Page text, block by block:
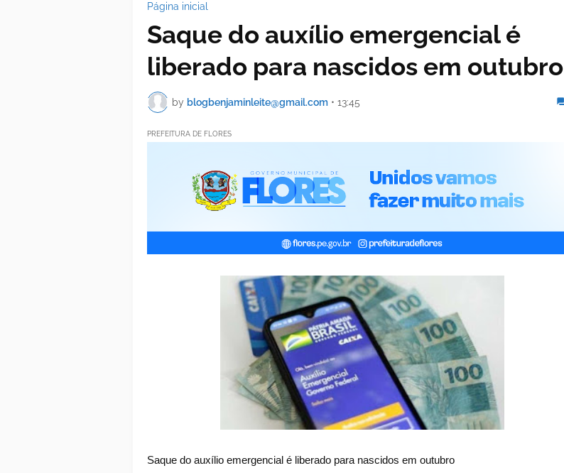
Página inicial
Saque do auxílio emergencial é
liberado para nascidos em outubro
by blogbenjaminleite@gmail.com • 13:45
PREFEITURA DE FLORES
Saque do auxílio emergencial é liberado para nascidos em outubro